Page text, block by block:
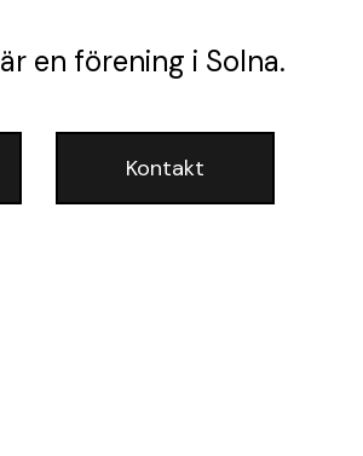
är en förening i Solna.
Kontakt